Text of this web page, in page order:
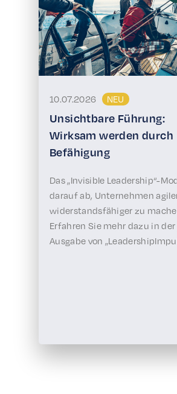
10.07.2026 NEU
Unsichtbare Führung:
Wirksam werden durch
Befähigung
Das „Invisible Leadership“-
darauf ab, Unternehmen
widerstandsfähiger zu
Erfahren Sie mehr dazu in
Ausgabe von